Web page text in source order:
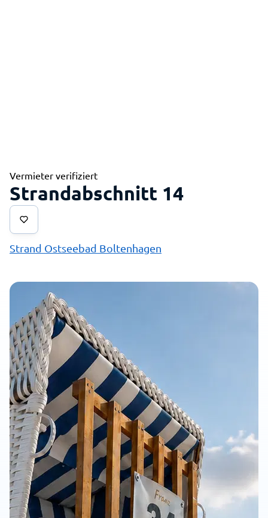
Vermieter verifiziert
Strandabschnitt 14
Strand Ostseebad Boltenhagen